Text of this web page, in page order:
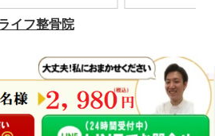
ページの
先頭へ
フ整体院 All Rights Reserved.